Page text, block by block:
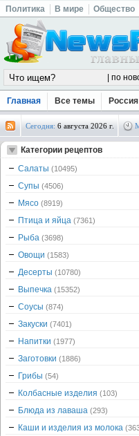
Политика В мире Общество
Главная Все темы Россия
Сегодня: 6 августа 2026 г.
Категории рецептов
Салаты (10495)
Супы (4506)
Мясо (8919)
Птица и яйца (7361)
Рыба (3698)
Овощи (1583)
Десерты (10780)
Выпечка (15352)
Соусы (874)
Закуски (7401)
Напитки (1977)
Заготовки (1886)
Грибы (54)
Колбасные изделия (103)
Блюда из лаваша (293)
Каши и изделия из молока